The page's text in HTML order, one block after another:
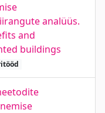
analüüs.
and
buildings